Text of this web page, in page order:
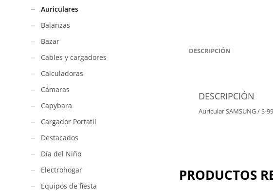
DESCRIPCIÓN
DESCRIPCIÓN
Auricular SAMSUNG / S-
PRODUCTOS
Auriculares
Balanzas
Bazar
Cables y cargadores
Calculadoras
Cámaras
Capybara
Cargador Portatil
Destacados
Día del Niño
Electrohogar
Equipos de fiesta